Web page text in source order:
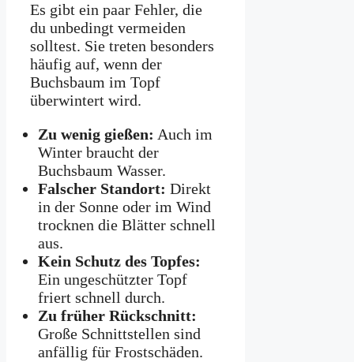
Es gibt ein paar Fehler, die
du unbedingt vermeiden
solltest. Sie treten besonders
häufig auf, wenn der
Buchsbaum im Topf
überwintert wird.
Zu wenig gießen: Auch im
Winter braucht der
Buchsbaum Wasser.
Falscher Standort: Direkt
in der Sonne oder im Wind
trocknen die Blätter schnell
aus.
Kein Schutz des Topfes:
Ein ungeschützter Topf
friert schnell durch.
Zu früher Rückschnitt:
Große Schnittstellen sind
anfällig für Frostschäden.